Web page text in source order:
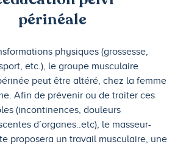
périnéale
physiques (grossesse,
etc.), le groupe musculaire
peut être altéré, chez la femme
Afin de prévenir ou de traiter ces
(incontinences, douleurs
d’organes..etc), le masseur-
proposera un travail musculaire, une